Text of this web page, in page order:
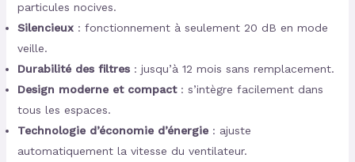
particules nocives.
Silencieux: fonctionnement à seulement 20 dB en mode
veille.
Durabilité des filtres: jusqu’à 12 mois sans remplacement.
Design moderne et compact: s’intègre facilement dans
tous les espaces.
Technologie d’économie d’énergie: ajuste
automatiquement la vitesse du ventilateur.